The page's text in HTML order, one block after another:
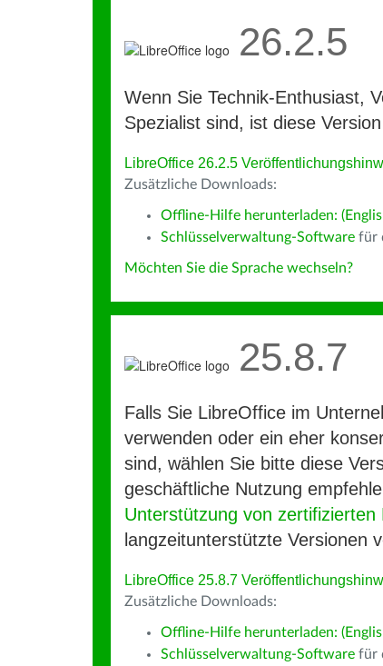
26.2.5
Wenn Sie Technik-Enthusiast,
Spezialist sind, ist diese
LibreOffice 26.2.5
Zusätzliche Downloads:
Offline-Hilfe herunterladen:
Schlüsselverwaltung-Software für
Möchten Sie die Sprache wechseln?
25.8.7
Falls Sie LibreOffice im
verwenden oder ein eher
sind, wählen Sie bitte diese
geschäftliche Nutzung
Unterstützung von zertifizierten
langzeitunterstützte Versionen
LibreOffice 25.8.7
Zusätzliche Downloads:
Offline-Hilfe herunterladen:
Schlüsselverwaltung-Software für